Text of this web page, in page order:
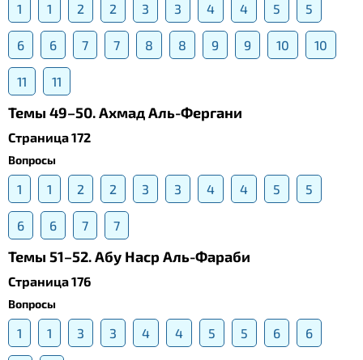
1 1 2 2 3 3 4 4 5 5
6 6 7 7 8 8 9 9 10 10
11 11
Темы 49–50. Ахмад Аль-Фергани
Страница 172
Вопросы
1 1 2 2 3 3 4 4 5 5
6 6 7 7
Темы 51–52. Абу Наср Аль-Фараби
Страница 176
Вопросы
1 1 3 3 4 4 5 5 6 6